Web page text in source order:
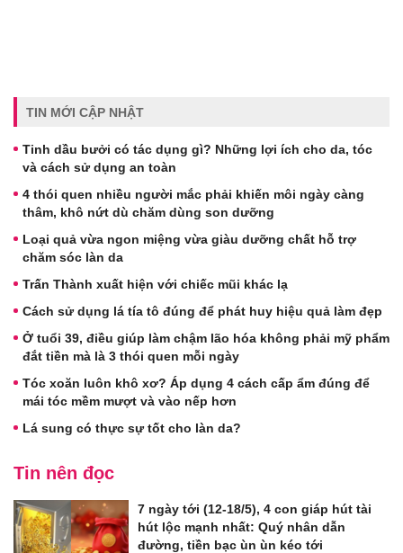
TIN MỚI CẬP NHẬT
Tinh dầu bưởi có tác dụng gì? Những lợi ích cho da, tóc
và cách sử dụng an toàn
4 thói quen nhiều người mắc phải khiến môi ngày càng
thâm, khô nứt dù chăm dùng son dưỡng
Loại quả vừa ngon miệng vừa giàu dưỡng chất hỗ trợ
chăm sóc làn da
Trấn Thành xuất hiện với chiếc mũi khác lạ
Cách sử dụng lá tía tô đúng để phát huy hiệu quả làm đẹp
Ở tuổi 39, điều giúp làm chậm lão hóa không phải mỹ phẩm
đắt tiền mà là 3 thói quen mỗi ngày
Tóc xoăn luôn khô xơ? Áp dụng 4 cách cấp ẩm đúng để
mái tóc mềm mượt và vào nếp hơn
Lá sung có thực sự tốt cho làn da?
Tin nên đọc
7 ngày tới (12-18/5), 4 con giáp hút tài
hút lộc mạnh nhất: Quý nhân dẫn
đường, tiền bạc ùn ùn kéo tới